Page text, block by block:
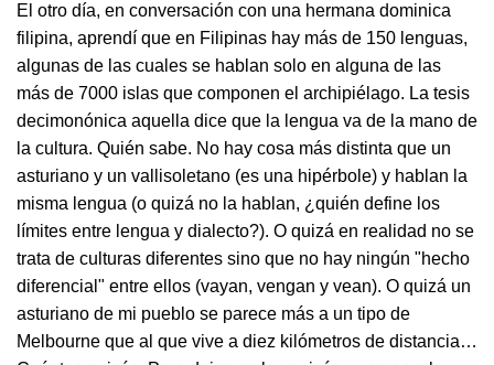
El otro día, en conversación con una hermana dominica
filipina, aprendí que en Filipinas hay más de 150 lenguas,
algunas de las cuales se hablan solo en alguna de las
más de 7000 islas que componen el archipiélago. La tesis
decimonónica aquella dice que la lengua va de la mano de
la cultura. Quién sabe. No hay cosa más distinta que un
asturiano y un vallisoletano (es una hipérbole) y hablan la
misma lengua (o quizá no la hablan, ¿quién define los
límites entre lengua y dialecto?). O quizá en realidad no se
trata de culturas diferentes sino que no hay ningún "hecho
diferencial" entre ellos (vayan, vengan y vean). O quizá un
asturiano de mi pueblo se parece más a un tipo de
Melbourne que al que vive a diez kilómetros de distancia…